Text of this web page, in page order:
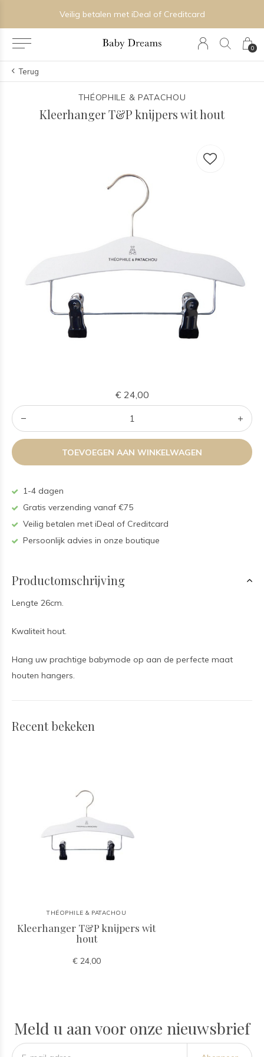
0
Veilig betalen met iDeal of Creditcard
Terug
THÉOPHILE & PATACHOU
Kleerhanger T&P knijpers wit hout
€ 24,00
TOEVOEGEN AAN WINKELWAGEN
1-4 dagen
Gratis verzending vanaf €75
Veilig betalen met iDeal of Creditcard
Persoonlijk advies in onze boutique
Productomschrijving
Lengte 26cm.
Kwaliteit hout.
Hang uw prachtige babymode op aan de perfecte maat
houten hangers.
Recent bekeken
THÉOPHILE & PATACHOU
Kleerhanger T&P knijpers wit
hout
€ 24,00
Meld u aan voor onze nieuwsbrief